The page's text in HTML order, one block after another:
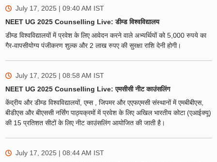
July 17, 2025 | 09:40 AM IST
NEET UG 2025 Counselling Live: डीम्ड विश्वविद्यालय
डीम्ड विश्वविद्यालयों में प्रवेश के लिए आवेदन करने वाले अभ्यर्थियों को 5,000 रुपये का
गैर-वापसीयोग्य पंजीकरण शुल्क और 2 लाख रुपए की सुरक्षा राशि देनी होगी।
July 17, 2025 | 08:58 AM IST
NEET UG 2025 Counselling Live: एमसीसी नीट काउंसलिंग
केंद्रीय और डीम्ड विश्वविद्यालयों, एम्स , जिपमर और एएफएमसी संस्थानों में एमबीबीएस,
बीडीएस और बीएससी नर्सिंग पाठ्यक्रमों में प्रवेश के लिए अखिल भारतीय कोटा (एआईक्यू)
की 15 प्रतिशत सीटों के लिए नीट काउंसलिंग आयोजित की जाती है।
July 17, 2025 | 08:44 AM IST